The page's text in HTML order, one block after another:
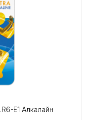
E1 Алкалайн